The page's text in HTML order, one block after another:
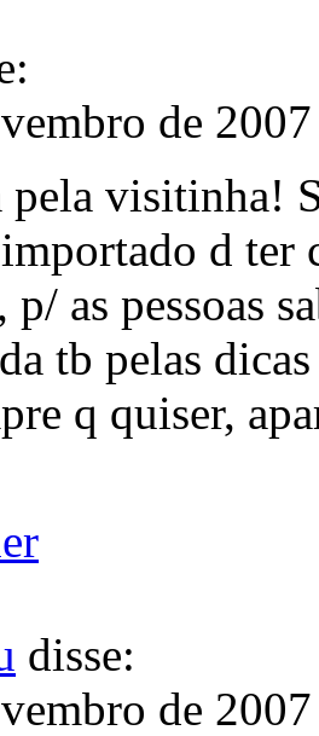
de
pela visitinha!
d ter
p/ as pessoas
tb pelas
q quiser,
disse:
de